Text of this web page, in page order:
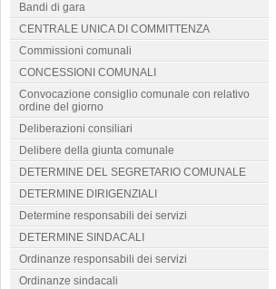
Bandi di gara
CENTRALE UNICA DI COMMITTENZA
Commissioni comunali
CONCESSIONI COMUNALI
Convocazione consiglio comunale con relativo
ordine del giorno
Deliberazioni consiliari
Delibere della giunta comunale
DETERMINE DEL SEGRETARIO COMUNALE
DETERMINE DIRIGENZIALI
Determine responsabili dei servizi
DETERMINE SINDACALI
Ordinanze responsabili dei servizi
Ordinanze sindacali